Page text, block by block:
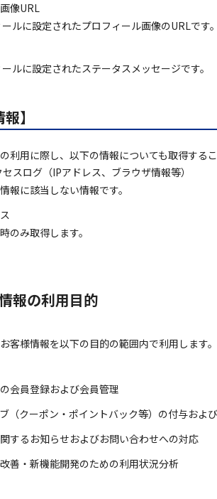
像URL
ルに設定されたプロフィール画像のURLです。
ルに設定されたステータスメッセージです。
】
利用に際し、以下の情報についても取得するこ
スログ（IPアドレス、ブラウザ情報等）
報に該当しない情報です。
のみ取得します。
報の利用目的
客様情報を以下の目的の範囲内で利用します。
会員登録および会員管理
（クーポン・ポイントバック等）の付与およ
するお知らせおよびお問い合わせへの対応
善・新機能開発のための利用状況分析